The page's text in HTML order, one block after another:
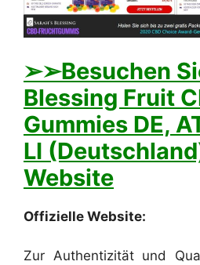
➢➢Besuchen
Blessing Fruit
Gummies DE,
LI
Website
Offizielle Website:
Zur Authentizität und